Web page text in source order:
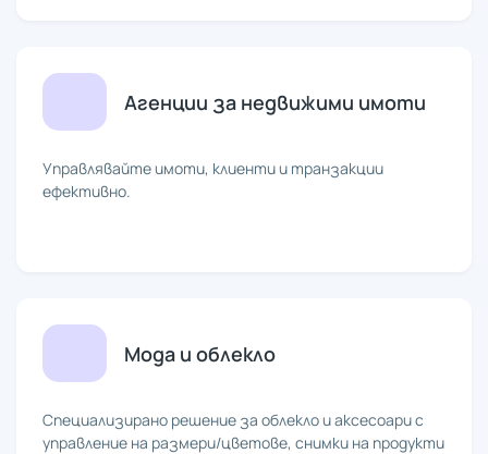
Агенции за недвижими имоти
Управлявайте имоти, клиенти и транзакции
ефективно.
Мода и облекло
Специализирано решение за облекло и аксесоари с
управление на размери/цветове, снимки на продукти